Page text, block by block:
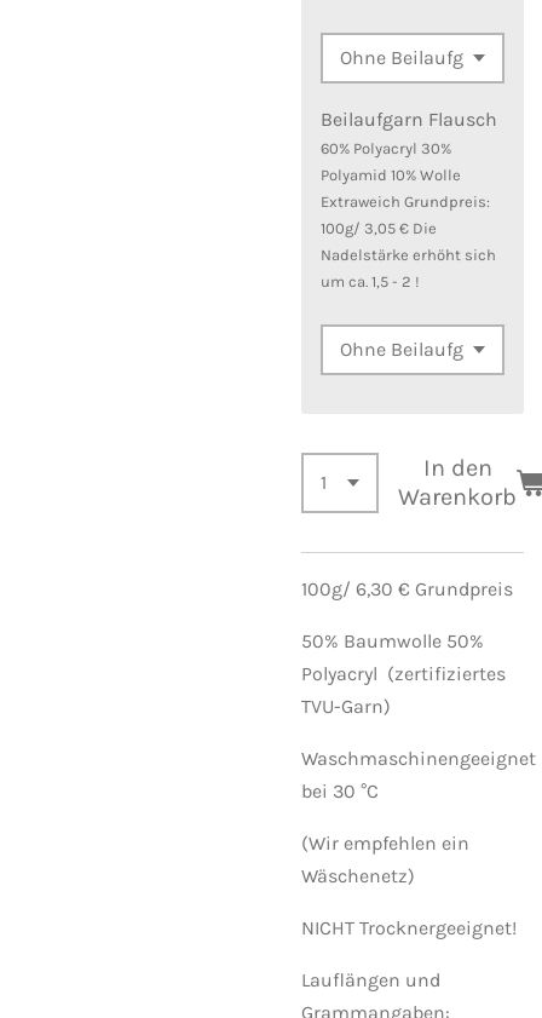
Beilaufgarn Flausch
60% Polyacryl 30%
Polyamid 10% Wolle
Extraweich Grundpreis:
100g/ 3,05 € Die
Nadelstärke erhöht sich
um ca. 1,5 - 2 !
In den
Warenkorb
100g/ 6,30 € Grundpreis
50% Baumwolle 50%
Polyacryl (zertifiziertes
TVU-Garn)
Waschmaschinengeeignet
bei 30 °C
(Wir empfehlen ein
Wäschenetz)
NICHT Trocknergeeignet!
Lauflängen und
Grammangaben: